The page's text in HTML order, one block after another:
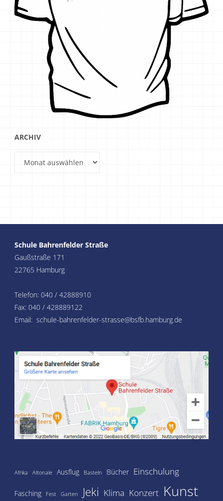
ARCHIV
Schule Bahrenfelder Straße
Gaußstraße 171
22765 Hamburg
Telefon: 040 / 42888910
Fax: 040 / 428889122
Email: schule-bahrenfelder-strasse@bsfb.hamburg.de
Afrika Altonale Ausflug Basteln Bücher Einschulung
Fasching Fest Garten Jeki Klima Konzert Kunst